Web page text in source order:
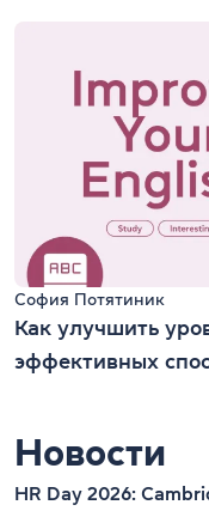
София Потятиник
Как улучшить
эффективных
Новости
HR Day 2026: